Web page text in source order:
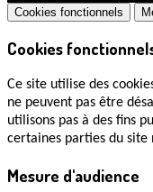
Cookies fonctionnels
Cookies
Ce site utilise des
ne peuvent pas être
utilisons pas à des fins
certaines parties du site
Mesure d'audience